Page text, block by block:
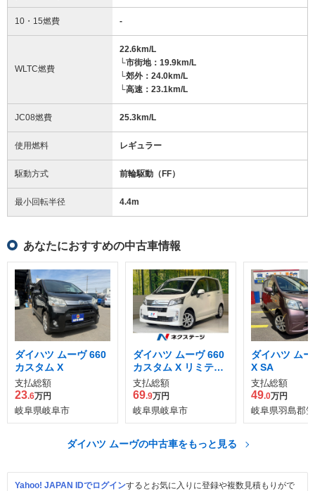
10・15燃費 -
WLTC燃費
22.6km/L
└市街地：19.9km/L
└郊外：24.0km/L
└高速：23.1km/L
JC08燃費 25.3km/L
使用燃料 レギュラー
駆動方式 前輪駆動（FF）
最小回転半径 4.4m
あなたにおすすめの中古車情報
ダイハツ ムーヴ 660
カスタム X
支払総額
23.6万円
岐阜県岐阜市
ダイハツ ムーヴ 660
カスタム X リミテッ
ド SA
支払総額
69.9万円
岐阜県岐阜市
ダイハツ ム
X SA
支払総額
49.0万円
岐阜県羽島郡
ダイハツ ムーヴの中古車をもっと見る
Yahoo! JAPAN IDでログインするとお気に入りに登録や複数見積もりがで